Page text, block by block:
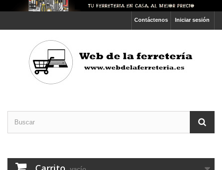
Iniciar sesión
Contáctenos